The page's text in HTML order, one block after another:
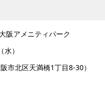
阪アメニティパーク
）
市北区天満橋1丁目8-30）